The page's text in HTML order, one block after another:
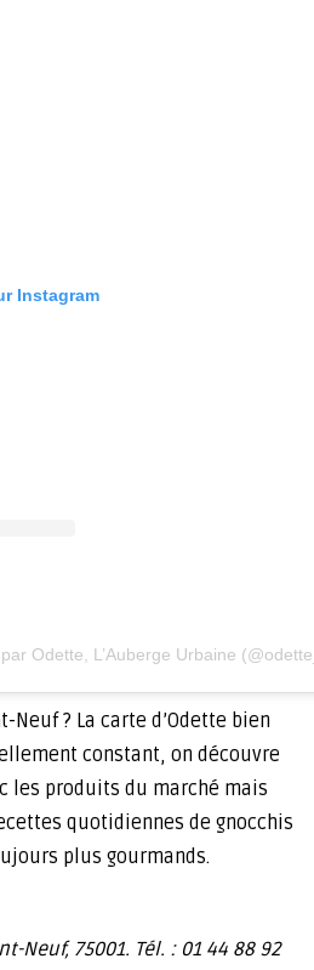
Instagram
Odette, L’Auberge Urbaine
Neuf ? La carte d’Odette bien
constant, on découvre
les produits du marché mais
quotidiennes de gnocchis
plus gourmands.
Neuf, 75001. Tél. : 01 44 88 92